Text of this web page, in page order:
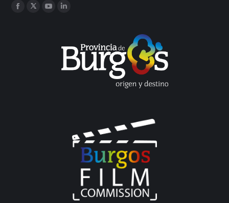
Encuéntranos en:
Facebook